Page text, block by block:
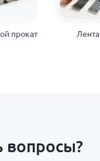
прокат Лента
вопросы?